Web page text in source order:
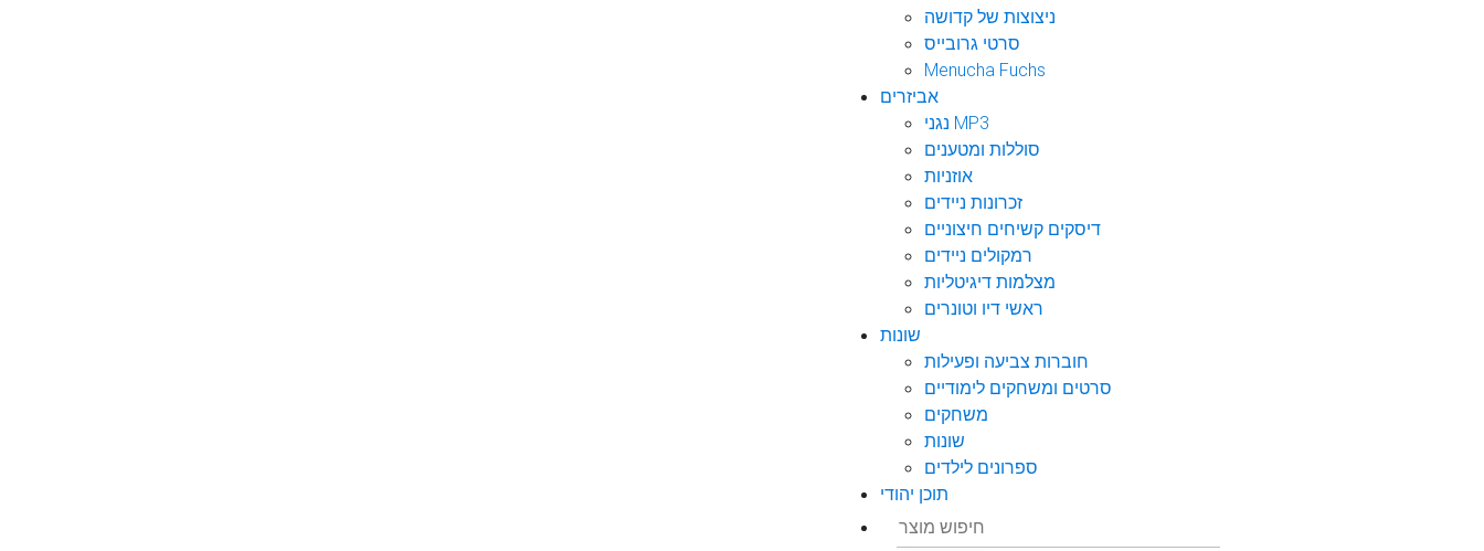
ניצוצות של קדושה
סרטי גרובייס
Menucha Fuchs
אביזרים
נגני MP3
סוללות ומטענים
אוזניות
זכרונות ניידים
דיסקים קשיחים חיצוניים
רמקולים ניידים
מצלמות דיגיטליות
ראשי דיו וטונרים
שונות
חוברות צביעה ופעילות
סרטים ומשחקים לימודיים
משחקים
שונות
ספרונים לילדים
תוכן יהודי